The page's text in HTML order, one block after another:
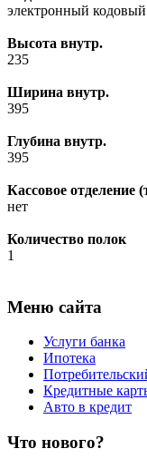
электронный кодовый
Высота внутр.
235
Ширина внутр.
395
Глубина внутр.
395
Кассовое отделение
нет
Количество полок
1
Меню сайта
Услуги банка
Ипотека
Кредитные
Авто в кредит
Что нового?